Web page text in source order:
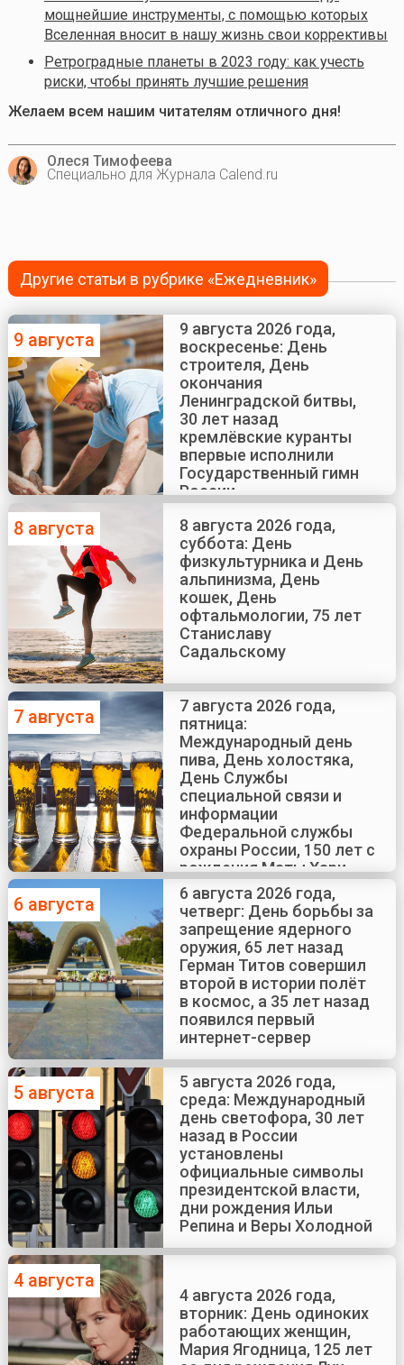
мощнейшие инструменты, с помощью которых
Вселенная вносит в нашу жизнь свои коррективы
Ретроградные планеты в 2023 году: как учесть
риски, чтобы принять лучшие решения
Желаем всем нашим читателям отличного дня!
Олеся Тимофеева
Специально для Журнала Calend.ru
Другие статьи в рубрике «Ежедневник»
9 августа
9 августа 2026 года,
воскресенье: День
строителя, День
окончания
Ленинградской битвы,
30 лет назад
кремлёвские куранты
впервые исполнили
Государственный гимн
России
8 августа
8 августа 2026 года,
суббота: День
физкультурника и День
альпинизма, День
кошек, День
офтальмологии, 75 лет
Станиславу
Садальскому
7 августа
7 августа 2026 года,
пятница:
Международный день
пива, День холостяка,
День Службы
специальной связи и
информации
Федеральной службы
охраны России, 150 лет с
рождения Маты Хари
6 августа
6 августа 2026 года,
четверг: День борьбы за
запрещение ядерного
оружия, 65 лет назад
Герман Титов совершил
второй в истории полёт
в космос, а 35 лет назад
появился первый
интернет-сервер
5 августа
5 августа 2026 года,
среда: Международный
день светофора, 30 лет
назад в России
установлены
официальные символы
президентской власти,
дни рождения Ильи
Репина и Веры Холодной
4 августа
4 августа 2026 года,
вторник: День одиноких
работающих женщин,
Мария Ягодница, 125 лет